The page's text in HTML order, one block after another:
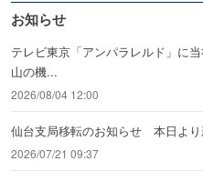
お知らせ
テレビ東京「アンパラレルド」に
山の機...
2026/08/04 12:00
仙台支局移転のお知らせ 本日よ
2026/07/21 09:37